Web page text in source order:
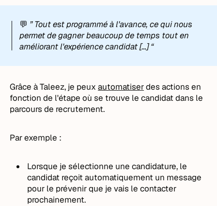
💬 ” Tout est programmé à l'avance, ce qui nous
permet de gagner beaucoup de temps tout en
améliorant l'expérience candidat […] “
Grâce à Taleez, je peuxautomatiserdes actions en
fonction de l'étape où se trouve le candidat dans le
parcours de recrutement.
Par exemple :
Lorsque je sélectionne une candidature, le
candidat reçoit automatiquement un message
pour le prévenir que je vais le contacter
prochainement.